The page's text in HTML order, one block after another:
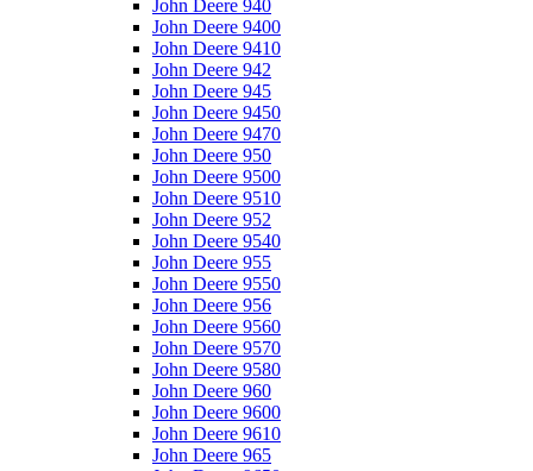
John Deere 940
John Deere 9400
John Deere 9410
John Deere 942
John Deere 945
John Deere 9450
John Deere 9470
John Deere 950
John Deere 9500
John Deere 9510
John Deere 952
John Deere 9540
John Deere 955
John Deere 9550
John Deere 956
John Deere 9560
John Deere 9570
John Deere 9580
John Deere 960
John Deere 9600
John Deere 9610
John Deere 965